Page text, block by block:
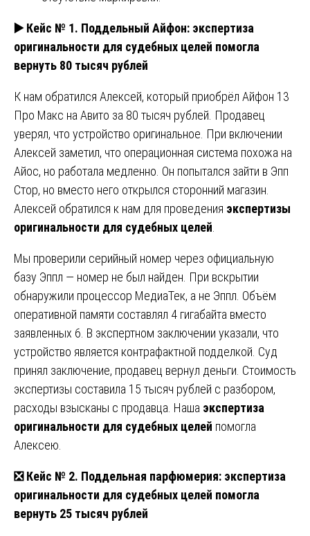
▶️Кейс № 1. Поддельный Айфон: экспертиза
оригинальности для судебных целей помогла
вернуть 80 тысяч рублей
К нам обратился Алексей, который приобрёл Айфон 13
Про Макс на Авито за 80 тысяч рублей. Продавец
уверял, что устройство оригинальное. При включении
Алексей заметил, что операционная система похожа на
Айос, но работала медленно. Он попытался зайти в Эпп
Стор, но вместо него открылся сторонний магазин.
Алексей обратился к нам для проведения экспертизы
оригинальности для судебных целей
Мы проверили серийный номер через официальную
базу Эппл — номер не был найден. При вскрытии
обнаружили процессор МедиаТек, а не Эппл. Объём
оперативной памяти составлял 4 гигабайта вместо
заявленных 6. В экспертном заключении указали, что
устройство является контрафактной подделкой. Суд
принял заключение, продавец вернул деньги. Стоимость
экспертизы составила 15 тысяч рублей с разбором,
расходы взысканы с продавца. Наша экспертиза
оригинальности для судебных целей помогла
Алексею.
❎Кейс № 2. Поддельная парфюмерия: экспертиза
оригинальности для судебных целей помогла
вернуть 25 тысяч рублей